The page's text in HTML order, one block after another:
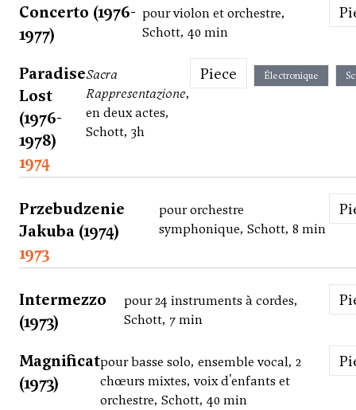
Concerto (1976-
1977)
pour violon et orchestre,
Schott, 40 min
Paradise
Lost
(1976-
1978)
Sacra
Rappresentazione,
en deux actes,
Schott, 3h
Piece Électronique
1974
Przebudzenie
Jakuba (1974)
pour orchestre
symphonique, Schott, 8 min
1973
Intermezzo
(1973)
pour 24 instruments à cordes,
Schott, 7 min
Magnificat
(1973)
pour basse solo, ensemble vocal, 2
chœurs mixtes, voix d'enfants et
orchestre, Schott, 40 min